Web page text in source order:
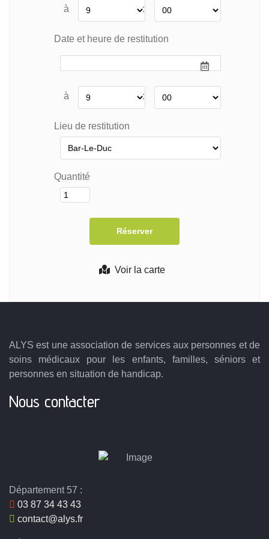
Voir la carte
à :
Date et heure de restitution
à :
Lieu de restitution
Quantité
ALYS est une association de services aux personnes et de
soins médicaux pour les enfants, familles, séniors et
personnes en situation de handicap.
Nous contacter
Département 57 :
03 87 34 43 43
contact@alys.fr